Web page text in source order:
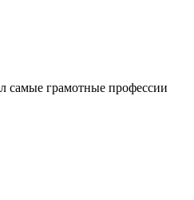
самые грамотные профессии